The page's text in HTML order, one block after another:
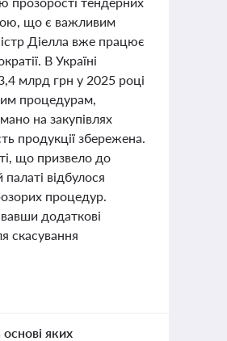
що є важливим
Діелла вже працює
В Україні
млрд грн у 2025 році
процедурам,
на закупівлях
продукції збережена.
що призвело до
відбулося
процедур.
додаткові
скасування
яких